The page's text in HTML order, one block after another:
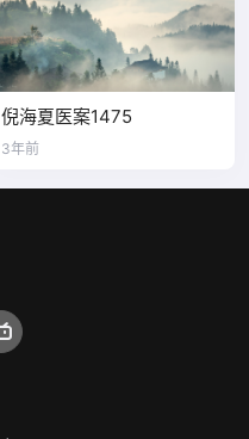
倪海夏医案1475
3年前